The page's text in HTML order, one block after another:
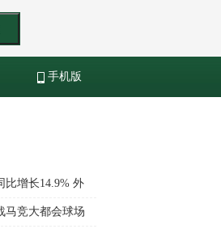
手机版
比增长14.9% 外
马竞大都会球场